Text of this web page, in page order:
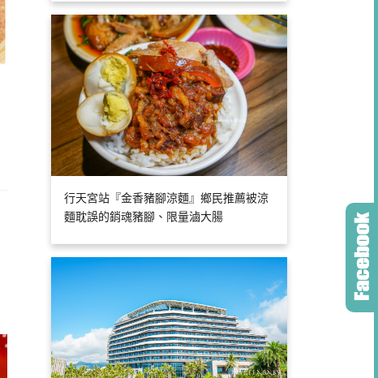
行天宮站『金香豬腳涼麵』鄉民推薦被涼
麵耽誤的銷魂豬腳、限量滷大腸